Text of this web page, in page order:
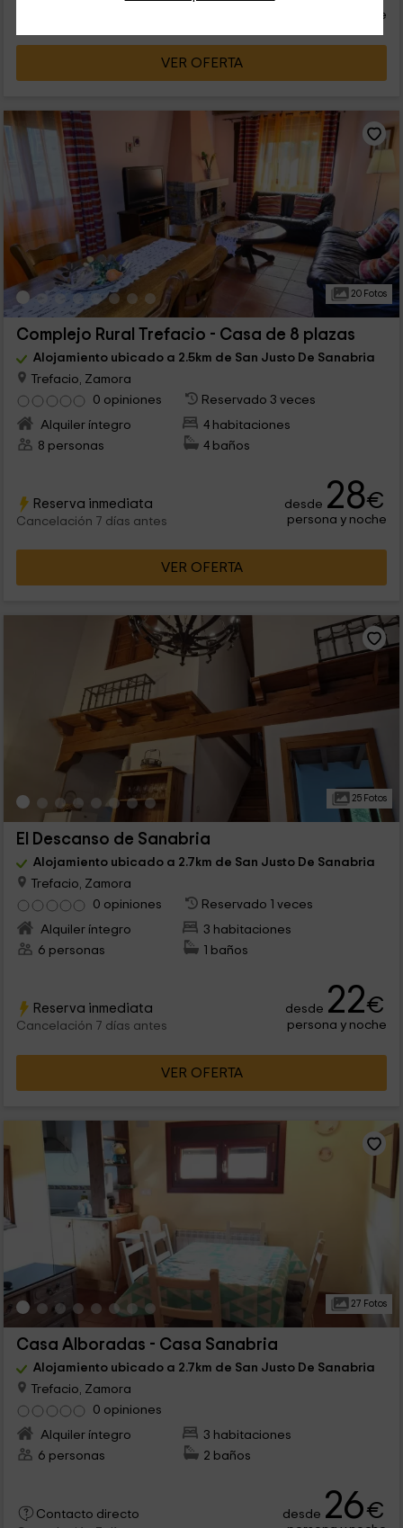
persona y noche
VER OFERTA
20 Fotos
Complejo Rural Trefacio - Casa de 8 plazas
Alojamiento ubicado a 2.5km de San Justo De Sanabria
Trefacio, Zamora
0 opiniones
Reservado 3 veces
Alquiler íntegro
4 habitaciones
8 personas
4 baños
Reserva inmediata
Cancelación 7 días antes
desde 28€
persona y noche
VER OFERTA
25 Fotos
El Descanso de Sanabria
Alojamiento ubicado a 2.7km de San Justo De Sanabria
Trefacio, Zamora
0 opiniones
Reservado 1 veces
Alquiler íntegro
3 habitaciones
6 personas
1 baños
Reserva inmediata
Cancelación 7 días antes
desde 22€
persona y noche
VER OFERTA
27 Fotos
Casa Alboradas - Casa Sanabria
Alojamiento ubicado a 2.7km de San Justo De Sanabria
Trefacio, Zamora
0 opiniones
Alquiler íntegro
3 habitaciones
6 personas
2 baños
Contacto directo
desde 26€